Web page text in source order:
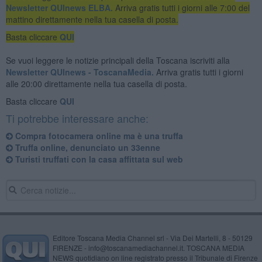
Newsletter QUInews ELBA. Arriva gratis tutti i giorni alle 7:00 del
mattino direttamente nella tua casella di posta.
Basta cliccare QUI
Se vuoi leggere le notizie principali della Toscana iscriviti alla
Newsletter QUInews - ToscanaMedia. Arriva gratis tutti i giorni
alle 20:00 direttamente nella tua casella di posta.
Basta cliccare QUI
Ti potrebbe interessare anche:
Compra fotocamera online ma è una truffa
Truffa online, denunciato un 33enne
Turisti truffati con la casa affittata sul web
Editore Toscana Media Channel srl - Via Dei Martelli, 8 - 50129
FIRENZE - info@toscanamediachannel.it. TOSCANA MEDIA
NEWS quotidiano on line registrato presso il Tribunale di Firenze